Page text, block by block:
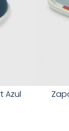
Azul
Elige